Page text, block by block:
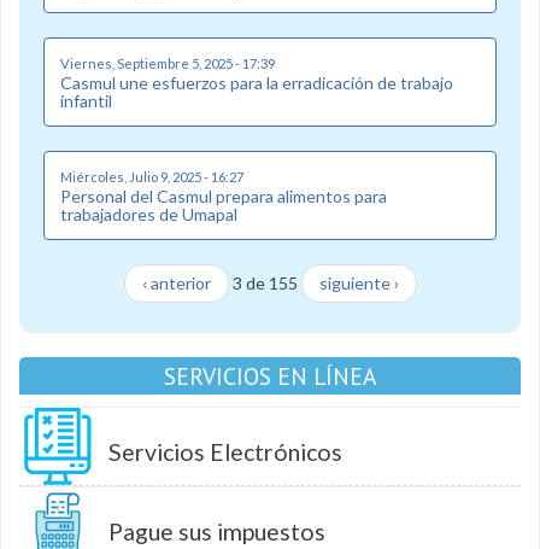
Viernes, Septiembre 5, 2025 - 17:39
Casmul une esfuerzos para la erradicación de trabajo
infantil
Miércoles, Julio 9, 2025 - 16:27
Personal del Casmul prepara alimentos para
trabajadores de Umapal
‹ anterior 3 de 155 siguiente ›
SERVICIOS EN LÍNEA
Servicios Electrónicos
Pague sus impuestos